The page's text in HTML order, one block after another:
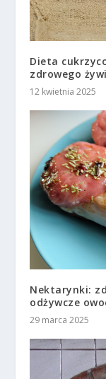
Dieta
zdrowego
12 kwietnia 2025
Nektarynki:
odżywcze
29 marca 2025